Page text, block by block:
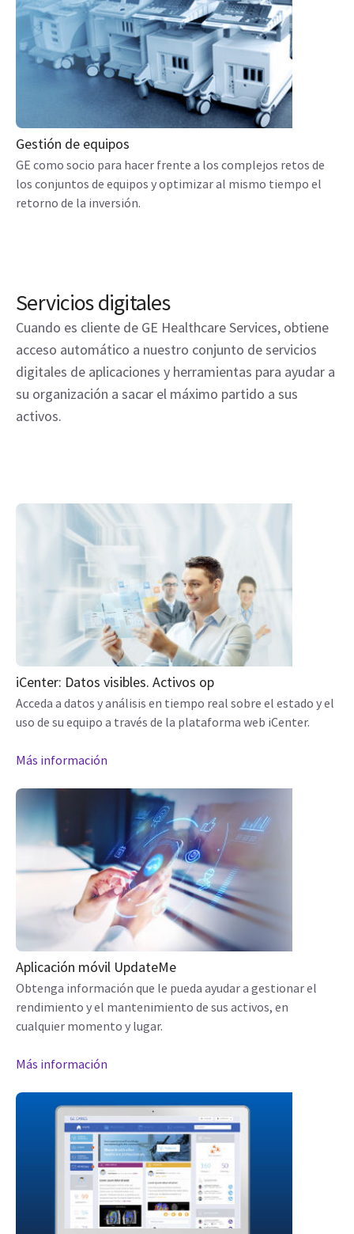
Gestión de equipos
GE como socio para hacer frente a los complejos retos de
los conjuntos de equipos y optimizar al mismo tiempo el
retorno de la inversión.
Servicios digitales
Cuando es cliente de GE Healthcare Services, obtiene
acceso automático a nuestro conjunto de servicios
digitales de aplicaciones y herramientas para ayudar a
su organización a sacar el máximo partido a sus
activos.
iCenter: Datos visibles. Activos op
Acceda a datos y análisis en tiempo real sobre el estado y el
uso de su equipo a través de la plataforma web iCenter.
Más información
Aplicación móvil UpdateMe
Obtenga información que le pueda ayudar a gestionar el
rendimiento y el mantenimiento de sus activos, en
cualquier momento y lugar.
Más información